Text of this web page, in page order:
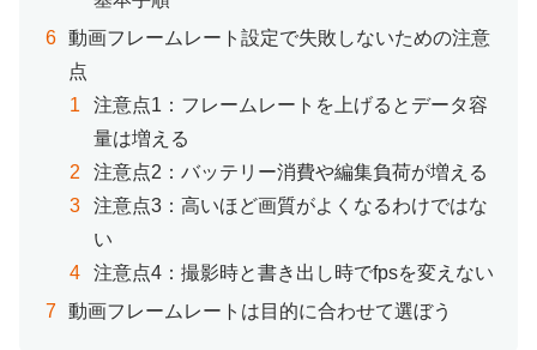
動画フレームレート設定で失敗しないための注意
点
注意点1：フレームレートを上げるとデータ容
量は増える
注意点2：バッテリー消費や編集負荷が増える
注意点3：高いほど画質がよくなるわけではな
い
注意点4：撮影時と書き出し時でfpsを変えない
動画フレームレートは目的に合わせて選ぼう